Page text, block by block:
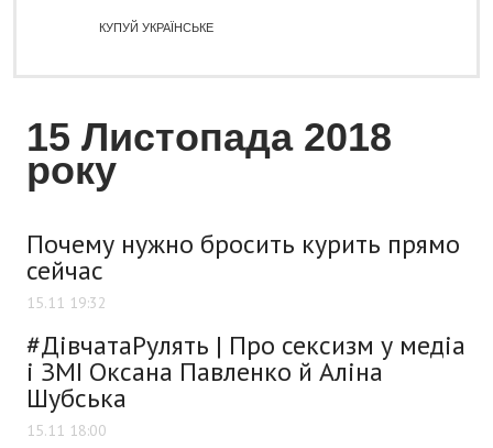
КУПУЙ УКРАЇНСЬКЕ
15 Листопада 2018
року
Почему нужно бросить курить прямо
сейчас
15.11 19:32
#ДівчатаРулять | Про сексизм у медіа
і ЗМІ Оксана Павленко й Аліна
Шубська
15.11 18:00